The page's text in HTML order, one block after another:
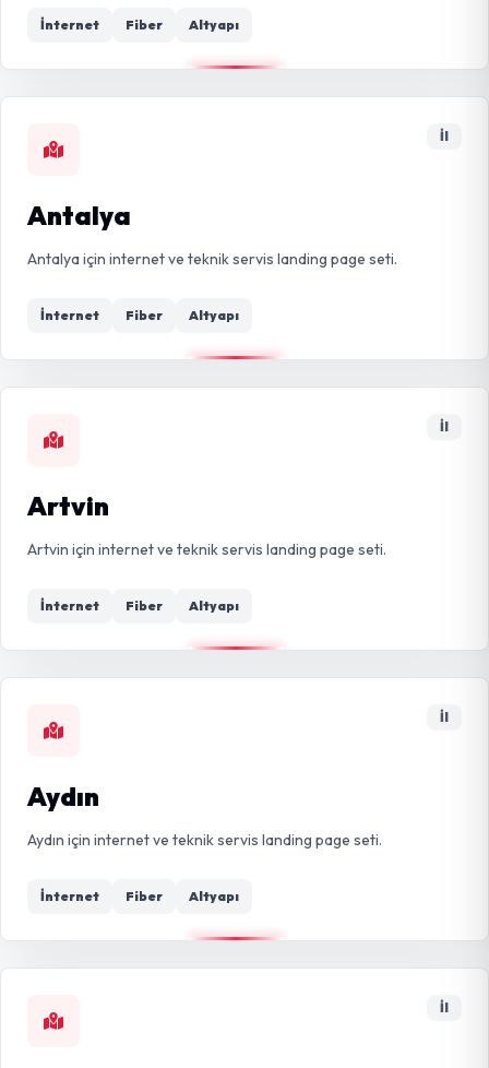
İnternet Fiber Altyapı
İl
Antalya
Antalya için internet ve teknik servis landing page seti.
İnternet Fiber Altyapı
İl
Artvin
Artvin için internet ve teknik servis landing page seti.
İnternet Fiber Altyapı
İl
Aydın
Aydın için internet ve teknik servis landing page seti.
İnternet Fiber Altyapı
İl